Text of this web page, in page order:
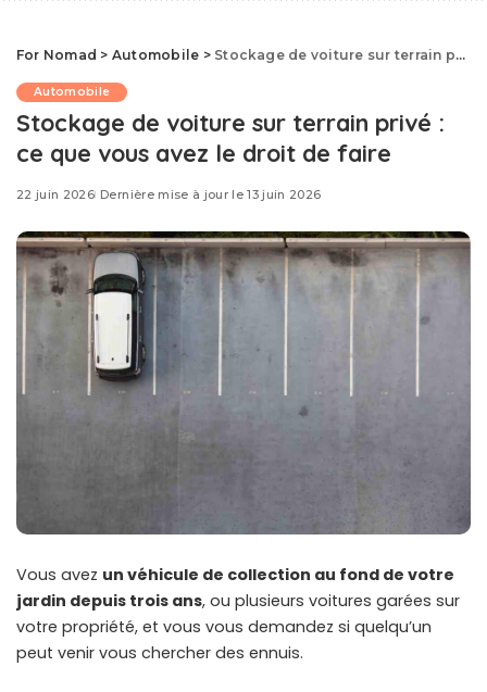
For Nomad > Automobile > Stockage de voiture sur terrain privé : ce que vous avez le droit de faire
Automobile
Stockage de voiture sur terrain privé :
ce que vous avez le droit de faire
22 juin 2026 Dernière mise à jour le 13 juin 2026
Vous avez un véhicule de collection au fond de votre
jardin depuis trois ans, ou plusieurs voitures garées sur
votre propriété, et vous vous demandez si quelqu’un
peut venir vous chercher des ennuis.